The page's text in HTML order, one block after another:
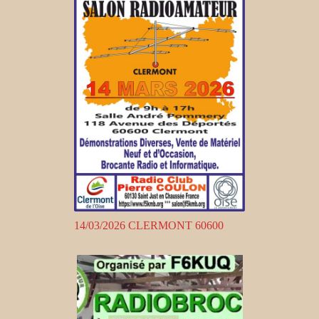
14/03/2026 CLERMONT 60600